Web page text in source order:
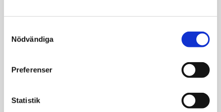
Selection
Nödvändiga
Preferenser
Statistik
Trixie Dog Activity
"Sniffing Carpet",
Filt som man kan
Trixie Turn Around,
utmanande spel för